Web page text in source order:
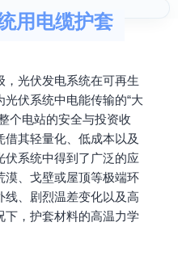
用电缆护套
，光伏发电系统在可再生
伏系统中电能传输的“大
个电站的安全与投资收
其轻量化、低成本以及
系统中得到了广泛的应
漠、戈壁或屋顶等极端环
、剧烈温差变化以及高
下，护套材料的高温力学